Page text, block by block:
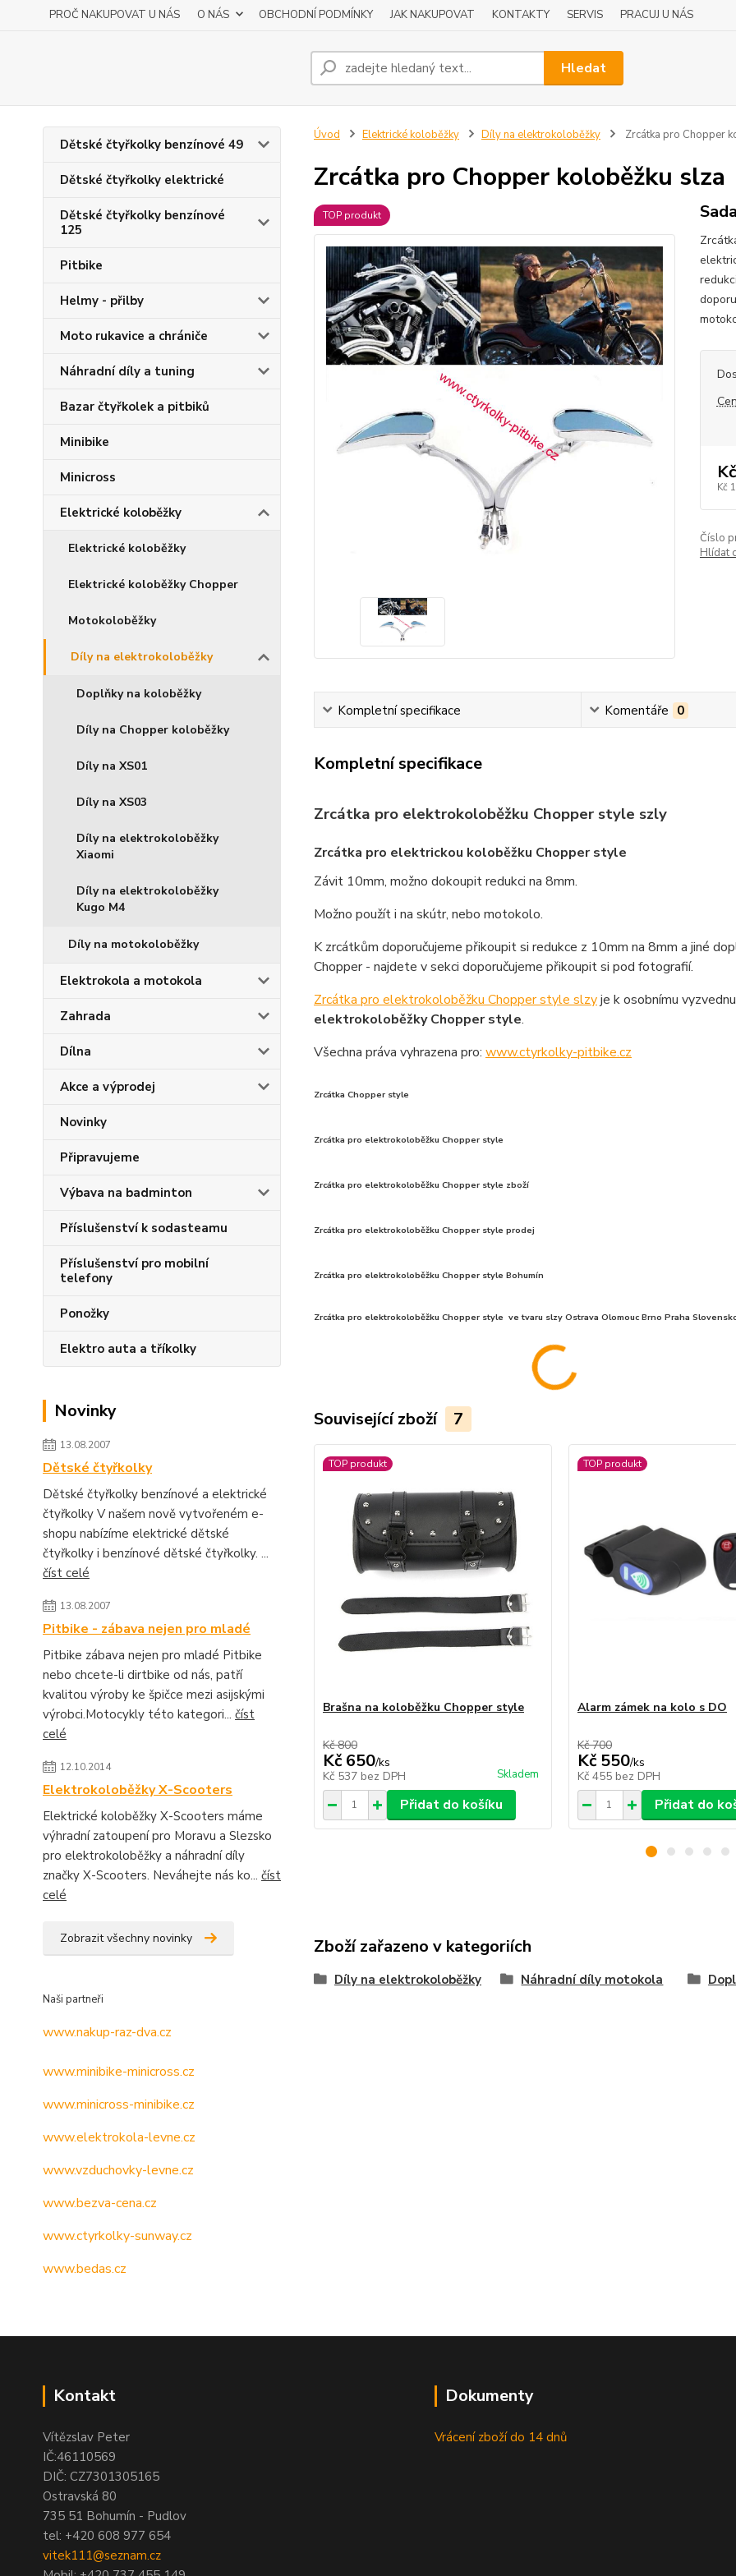
PROČ NAKUPOVAT U NÁS O NÁS OBCHODNÍ PODMÍNKY JAK NAKUPOVAT KONTAKTY SERVIS PRACUJ U NÁS
Hledat
Dětské čtyřkolky benzínové 49
Dětské čtyřkolky elektrické
Dětské čtyřkolky benzínové
125
Pitbike
Helmy - přilby
Moto rukavice a chrániče
Náhradní díly a tuning
Bazar čtyřkolek a pitbiků
Minibike
Minicross
Elektrické koloběžky
Elektrické koloběžky
Elektrické koloběžky Chopper
Motokoloběžky
Díly na elektrokoloběžky
Doplňky na koloběžky
Díly na Chopper koloběžky
Díly na XS01
Díly na XS03
Díly na elektrokoloběžky
Xiaomi
Díly na elektrokoloběžky
Kugo M4
Díly na motokoloběžky
Elektrokola a motokola
Zahrada
Dílna
Akce a výprodej
Novinky
Připravujeme
Výbava na badminton
Příslušenství k sodasteamu
Příslušenství pro mobilní
telefony
Ponožky
Elektro auta a tříkolky
Novinky
13.08.2007
Dětské čtyřkolky
Dětské čtyřkolky benzínové a elektrické
čtyřkolky V našem nově vytvořeném e-
shopu nabízíme elektrické dětské
čtyřkolky i benzínové dětské čtyřkolky. ...
číst celé
13.08.2007
Pitbike - zábava nejen pro mladé
Pitbike zábava nejen pro mladé Pitbike
nebo chcete-li dirtbike od nás, patří
kvalitou výroby ke špičce mezi asijskými
výrobci.Motocykly této kategori... číst
celé
12.10.2014
Elektrokoloběžky X-Scooters
Elektrické koloběžky X-Scooters máme
výhradní zatoupení pro Moravu a Slezsko
pro elektrokoloběžky a náhradní díly
značky X-Scooters. Neváhejte nás ko... číst
celé
Zobrazit všechny novinky
Naši partneři
www.nakup-raz-dva.cz
www.minibike-minicross.cz
www.minicross-minibike.cz
www.elektrokola-levne.cz
www.vzduchovky-levne.cz
www.bezva-cena.cz
www.ctyrkolky-sunway.cz
www.bedas.cz
Úvod Elektrické koloběžky Díly na elektrokoloběžky Zrcátka pro Chopper
Zrcátka pro Chopper koloběžku slza
TOP produkt
Kč
Číslo
Hlídat
Kompletní specifikace Komentáře 0
Kompletní specifikace
Zrcátka pro elektrokoloběžku Chopper style szly
Zrcátka pro elektrickou koloběžku Chopper style
Závit 10mm, možno dokoupit redukci na 8mm.
Možno použít i na skútr, nebo motokolo.
K zrcátkům doporučujeme přikoupit si redukce z 10mm na 8mm a jiné
Chopper - najdete v sekci doporučujeme přikoupit si pod fotografií.
Zrcátka pro elektrokoloběžku Chopper style slzyje k osobnímu
elektrokoloběžky Chopper style.
Všechna práva vyhrazena pro: www.ctyrkolky-pitbike.cz
Zrcátka Chopper style
Zrcátka pro elektrokoloběžku Chopper style
Zrcátka pro elektrokoloběžku Chopper style zboží
Zrcátka pro elektrokoloběžku Chopper style prodej
Zrcátka pro elektrokoloběžku Chopper style Bohumín
Zrcátka pro elektrokoloběžku Chopper style ve tvaru slzy Ostrava Olomouc Brno Praha
Související zboží 7
TOP produkt
Brašna na koloběžku Chopper style
Kč 800
Kč 650/ks
Kč 537 bez DPH Skladem
Přidat do košíku
TOP produkt
Alarm zámek na kolo s DO
Kč 700
Kč 550/ks
Kč 455 bez DPH
Přidat do
Zboží zařazeno v kategoriích
Díly na elektrokoloběžky Náhradní díly motokola
Kontakt
Vítězslav Peter
IČ:46110569
DIČ: CZ7301305165
Ostravská 80
735 51 Bohumín - Pudlov
tel: +420 608 977 654
vitek111@seznam.cz
Dokumenty
Vrácení zboží do 14 dnů